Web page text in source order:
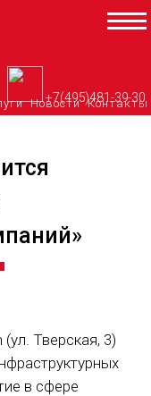
+7(495)481-39-30
Контакты
Новости
Тверская, 3)
в сфере